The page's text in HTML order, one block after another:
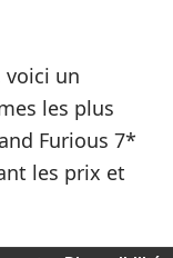
un
les plus
Furious 7*
les prix et